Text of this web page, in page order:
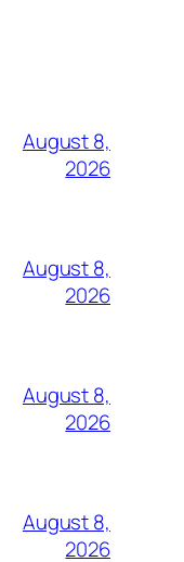
August 8,
2026
August 8,
2026
August 8,
2026
August 8,
2026